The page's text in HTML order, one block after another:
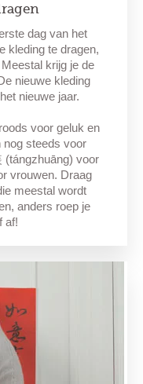
dag van het
kleding te dragen,
krijg je de
nieuwe kleding
nieuwe jaar.
voor geluk en
steeds voor
(tángzhuāng) voor
vrouwen. Draag
meestal wordt
anders roep je
af!